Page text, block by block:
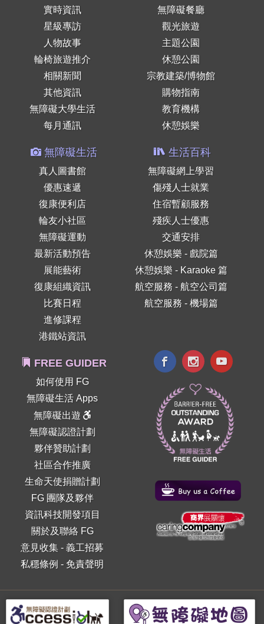
實時資訊
星級專訪
人物故事
輪椅旅遊推介
相關新聞
其他資訊
無障礙大學生活
每月通訊
無障礙餐廳
觀光旅遊
主題公園
休憩公園
宗教建築/博物館
購物指南
教育機構
休憩娛樂
無障礙生活
真人圖書館
優惠速遞
復康便利店
輪友小社區
無障礙運動
最新活動預告
展能藝術
復康組織資訊
比賽日程
進修課程
港鐵站資訊
生活百科
無障礙網上學習
傷殘人士就業
住宿暫顧服務
殘疾人士優惠
交通安排
休憩娛樂 - 戲院篇
休憩娛樂 - Karaoke 篇
航空服務 - 航空公司篇
航空服務 - 機場篇
FREE GUIDER
如何使用 FG
無障礙生活 Apps
無障礙出遊
無障礙認證計劃
夥伴贊助計劃
社區合作推廣
生命天使捐贈計劃
FG 團隊及夥伴
資訊科技開發項目
關於及聯絡 FG
意見收集 -義工招募
私穩條例 - 免責聲明